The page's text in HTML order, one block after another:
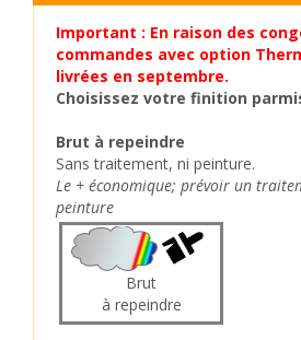
Important : En raison des
commandes avec option
livrées en septembre.
Choisissez votre finition
Brut à repeindre
Sans traitement, ni peinture.
Le + économique; prévoir un
peinture
Brut
à repeindre